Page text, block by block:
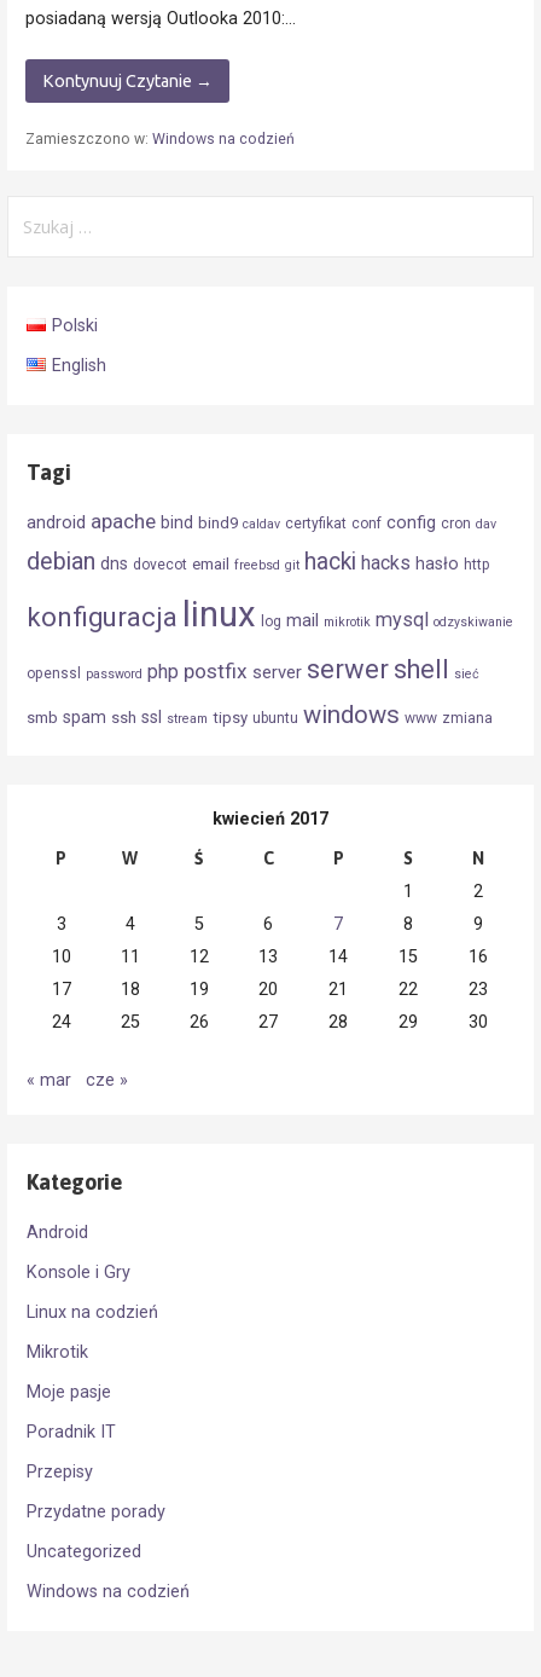
posiadaną wersją Outlooka 2010:…
Kontynuuj Czytanie →
Zamieszczono w: Windows na codzień
Polski
English
Tagi
android apache bind bind9 caldav certyfikat conf config cron dav
debian dns dovecot email freebsd git hacki hacks hasło http
konfiguracja linux log mail mikrotik mysql odzyskiwanie
openssl password php postfix server serwer shell sieć
smb spam ssh ssl stream tipsy ubuntu windows www zmiana
kwiecień 2017
P W Ś C P S N
1
2
3
4 5 6 7 8
9
10
11 12 13 14 15
16
17
18 19 20 21 22
23
24
25 26 27 28 29 30
« mar cze »
Kategorie
Android
Konsole i Gry
Linux na codzień
Mikrotik
Moje pasje
Poradnik IT
Przepisy
Przydatne porady
Uncategorized
Windows na codzień